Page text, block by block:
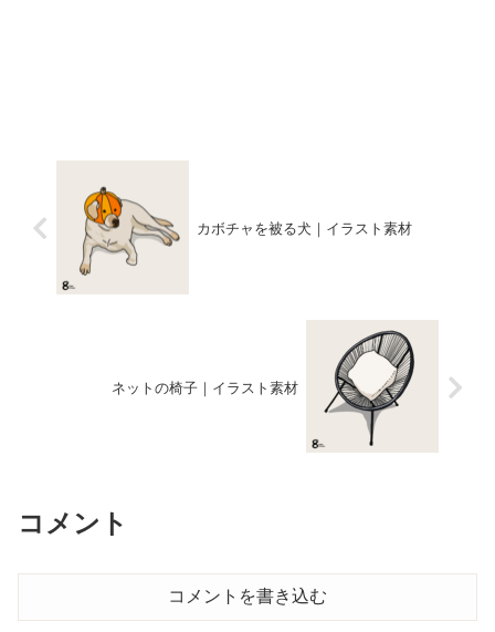
カボチャを被る犬｜イラスト素材
ネットの椅子｜イラスト素材
コメント
コメントを書き込む